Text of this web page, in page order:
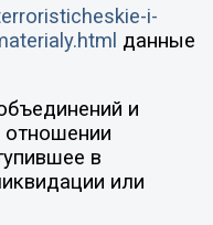
i-
данные
и
отношении
в
или